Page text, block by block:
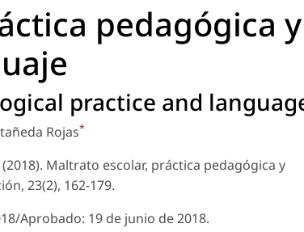
pedagógica y
practice and
Rojas*
(2018). Maltrato escolar, práctica pedagógica y
23(2), 162-179.
Aprobado: 19 de junio de 2018.